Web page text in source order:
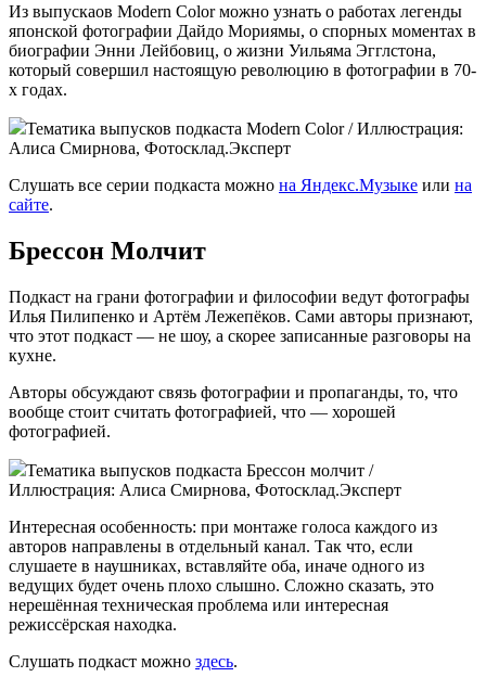
Из выпускаов Modern Color можно узнать о работах легенды
японской фотографии Дайдо Мориямы, о спорных моментах в
биографии Энни Лейбовиц, о жизни Уильяма Эгглстона,
который совершил настоящую революцию в фотографии в 70-
х годах.
Тематика выпусков подкаста Modern Color / Иллюстрация:
Алиса Смирнова, Фотосклад.Эксперт
Слушать все серии подкаста можно на Яндекс.Музыке или на
сайте.
Брессон Молчит
Подкаст на грани фотографии и философии ведут фотографы
Илья Пилипенко и Артём Лежепёков. Сами авторы признают,
что этот подкаст — не шоу, а скорее записанные разговоры на
кухне.
Авторы обсуждают связь фотографии и пропаганды, то, что
вообще стоит считать фотографией, что — хорошей
фотографией.
Тематика выпусков подкаста Брессон молчит /
Иллюстрация: Алиса Смирнова, Фотосклад.Эксперт
Интересная особенность: при монтаже голоса каждого из
авторов направлены в отдельный канал. Так что, если
слушаете в наушниках, вставляйте оба, иначе одного из
ведущих будет очень плохо слышно. Сложно сказать, это
нерешённая техническая проблема или интересная
режиссёрская находка.
Слушать подкаст можно здесь.